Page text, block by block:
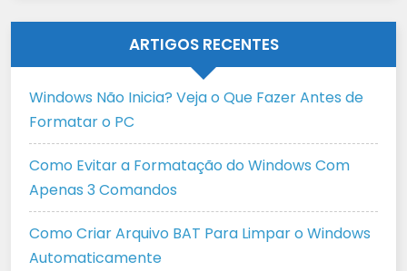
ARTIGOS RECENTES
Windows Não Inicia? Veja o Que Fazer Antes de
Formatar o PC
Como Evitar a Formatação do Windows Com
Apenas 3 Comandos
Como Criar Arquivo BAT Para Limpar o Windows
Automaticamente